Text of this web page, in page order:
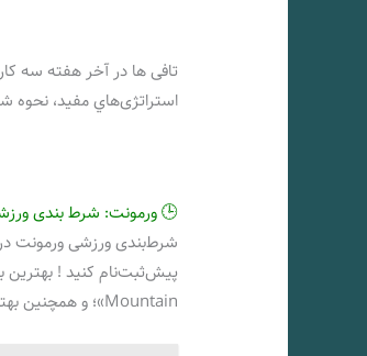
تافی ها در آخر هفته سه
استراتژی‌هاي‌ مفید، نحوه
🕒 ورمونت: شرط بندی
Mountain»؛ و همچنین بهترین تبلیغات کتاب ورزشی ورمونت را بررسی کنید !